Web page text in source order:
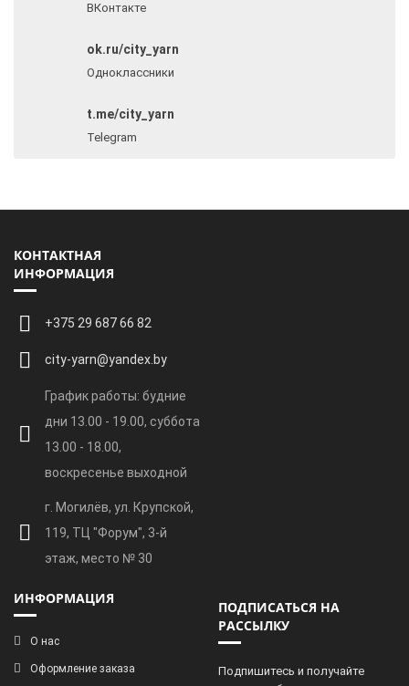
ВКонтакте
ok.ru/city_yarn
Одноклассники
t.me/city_yarn
Telegram
КОНТАКТНАЯ
ИНФОРМАЦИЯ
+375 29 687 66 82
city-yarn@yandex.by
График работы: будние
дни 13.00 - 19.00, суббота
13.00 - 18.00,
воскресенье выходной
г. Могилёв, ул. Крупской,
119, ТЦ "Форум", 3-й
этаж, место № 30
ИНФОРМАЦИЯ
О нас
Оформление заказа
ПОДПИСАТЬСЯ НА
РАССЫЛКУ
Подпишитесь и получайте